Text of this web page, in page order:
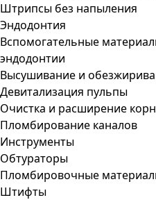
Штрипсы без напыления
Эндодонтия
Вспомогательные
эндодонтии
Высушивание и
Девитализация пульпы
Очистка и расширение
Пломбирование каналов
Инструменты
Обтураторы
Пломбировочные
Штифты